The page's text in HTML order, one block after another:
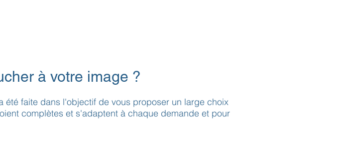
à votre image ?
faite dans l'objectif de vous proposer un large choix
complètes et s'adaptent à chaque demande et pour